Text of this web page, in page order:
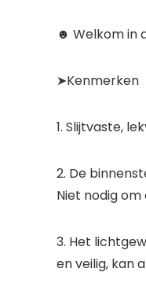
☻ Welkom in
➤Kenmerken
1. Slijtvaste,
2. De
Niet nodig
3. Het
en veilig, kan